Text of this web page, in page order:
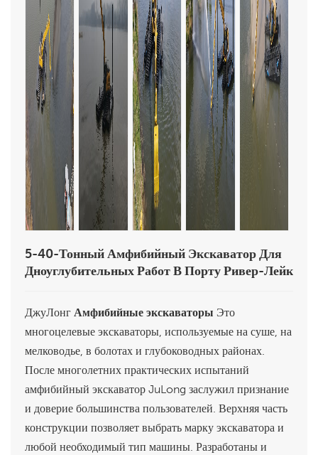
5-40-Тонный Амфибийный Экскаватор Для
Дноуглубительных Работ В Порту Ривер-Лейк
ДжуЛонг Амфибийные экскаваторы Это
многоцелевые экскаваторы, используемые на суше, на
мелководье, в болотах и ​​глубоководных районах.
После многолетних практических испытаний
амфибийный экскаватор JuLong заслужил признание
и доверие большинства пользователей. Верхняя часть
конструкции позволяет выбрать марку экскаватора и
любой необходимый тип машины. Разработаны и